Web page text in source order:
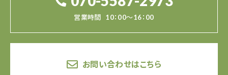
営業時間 10：00～16：00
お問い合わせはこちら